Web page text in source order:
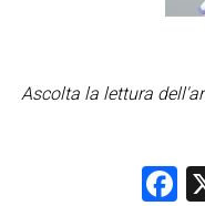
Ascolta la lettura